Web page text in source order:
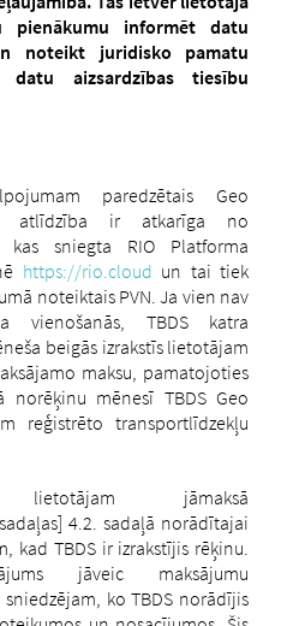
pienākumu informēt datu
noteikt juridisko pamatu
datu aizsardzības tiesību
paredzētais Geo
atlīdzība ir atkarīga no
kas sniegta RIO Platforma
https://rio.cloud un tai tiek
noteiktais PVN.Ja vien nav
vienošanās, TBDS katra
beigās izrakstīs lietotājam
maksu, pamatojoties
norēķinu mēnesī TBDS Geo
reģistrēto transportlīdzekļu
lietotājam jāmaksā
4.2. sadaļā norādītajai
kad TBDS ir izrakstījis rēķinu.
jāveic maksājumu
ko TBDS norādījis